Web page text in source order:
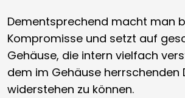
Dementsprechend macht man
Kompromisse und setzt auf
Gehäuse, die intern vielfach
dem im Gehäuse herrschenden
widerstehen zu können.